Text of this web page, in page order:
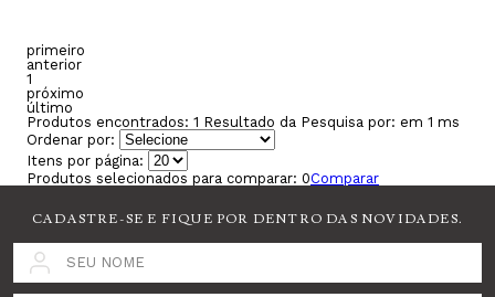
primeiro
anterior
1
próximo
último
Produtos encontrados: 1 Resultado da Pesquisa por: em 1 ms
Ordenar por:
Itens por página:
Produtos selecionados para comparar: 0Comparar
CADASTRE-SE E FIQUE POR DENTRO DAS NOVIDADES.
SEU NOME